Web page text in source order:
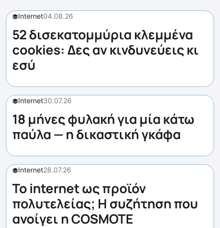
Internet04.08.26
52 δισεκατομμύρια κλεμμένα
cookies: Δες αν κινδυνεύεις κι
εσύ
Internet30.07.26
18 μήνες φυλακή για μία κάτω
παύλα — η δικαστική γκάφα
Internet28.07.26
Το internet ως προϊόν
πολυτελείας; Η συζήτηση που
ανοίγει η COSMOTE